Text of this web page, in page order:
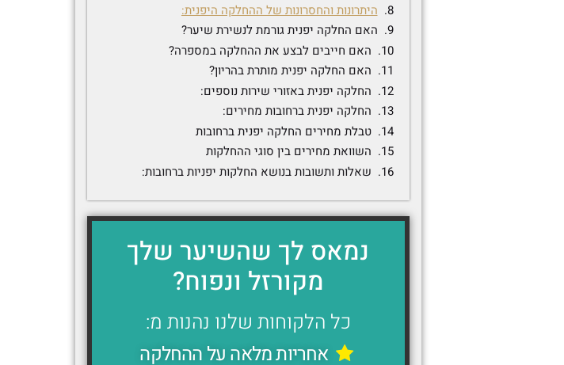
היתרונות והחסרונות של ההחלקה היפנית:
האם החלקה יפנית גורמת לנשירת שיער?
האם חייבים לבצע את ההחלקה במספרה?
האם החלקה יפנית מותרת בהריון?
החלקה יפנית באזורי שירות נוספים:
החלקה יפנית ברחובות מחירים:
טבלת מחירים החלקה יפנית ברחובות
השוואת מחירים בין סוגי ההחלקות
שאלות ותשובות בנושא החלקות יפניות ברחובות:
נמאס לך שהשיער שלך
מקורזל ונפוח?
כל הלקוחות שלנו נהנות מ:
אחריות מלאה על ההחלקה